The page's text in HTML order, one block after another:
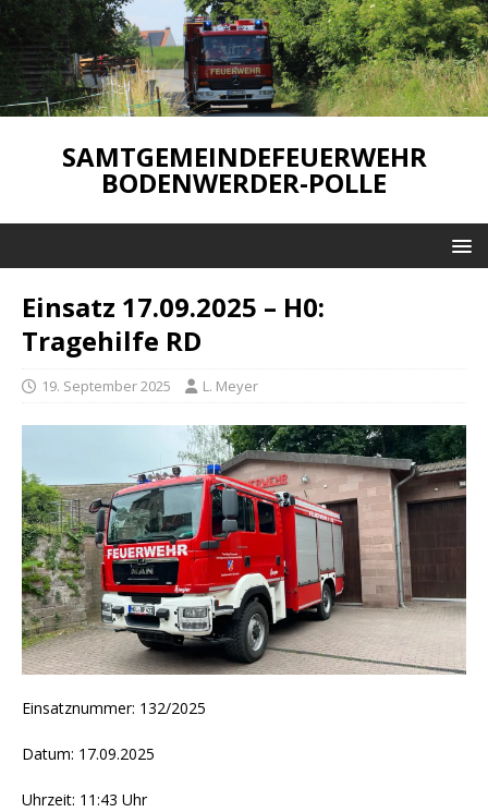
SAMTGEMEINDEFEUERWEHR
BODENWERDER-POLLE
Einsatz 17.09.2025 – H0:
Tragehilfe RD
19. September 2025 L. Meyer
Einsatznummer: 132/2025
Datum: 17.09.2025
Uhrzeit: 11:43 Uhr